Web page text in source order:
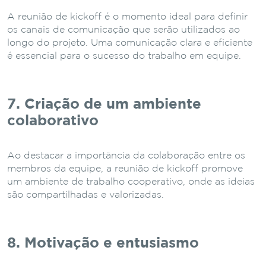
A reunião de kickoff é o momento ideal para definir
os canais de comunicação que serão utilizados ao
longo do projeto. Uma comunicação clara e eficiente
é essencial para o sucesso do trabalho em equipe.
7. Criação de um ambiente
colaborativo
Ao destacar a importância da colaboração entre os
membros da equipe, a reunião de kickoff promove
um ambiente de trabalho cooperativo, onde as ideias
são compartilhadas e valorizadas.
8. Motivação e entusiasmo